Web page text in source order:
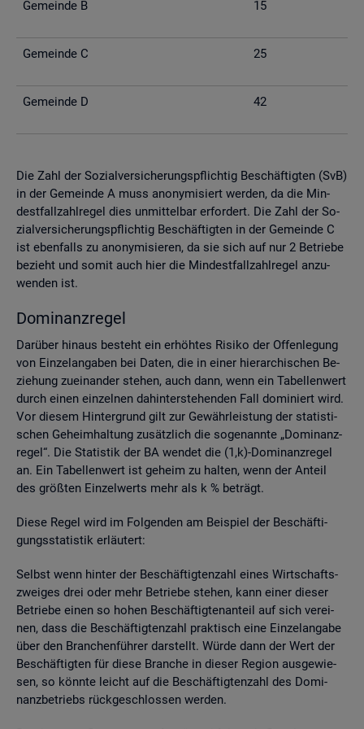
Ge­mein­de B 15
Ge­mein­de C 25
Ge­mein­de D 42
Die Zahl der So­zi­al­ver­si­che­rungs­pflich­tig Be­schäf­tig­ten (SvB)
in der Ge­mein­de A muss an­ony­mi­siert wer­den, da die Min­
dest­fall­zahl­re­gel dies un­mit­tel­bar er­for­dert. Die Zahl der So­
zi­al­ver­si­che­rungs­pflich­tig Be­schäf­tig­ten in der Ge­mein­de C
ist eben­falls zu an­ony­mi­sie­ren, da sie sich auf nur 2 Be­trie­be
be­zieht und somit auch hier die Min­dest­fall­zahl­re­gel an­zu­
wen­den ist.
Do­mi­nanz­re­gel
Dar­über hin­aus be­steht ein er­höh­tes Ri­si­ko der Of­fen­le­gung
von Ein­zel­an­ga­ben bei Daten, die in einer hier­ar­chi­schen Be­
zie­hung zu­ein­an­der ste­hen, auch dann, wenn ein Ta­bel­len­wert
durch einen ein­zel­nen da­hin­ter­ste­hen­den Fall do­mi­niert wird.
Vor die­sem Hin­ter­grund gilt zur Ge­währ­leis­tung der sta­tis­ti­
schen Ge­heim­hal­tung zu­sätz­lich die so­ge­nann­te „Do­mi­nanz­
re­gel“. Die Sta­tis­tik der BA wen­det die (1,k)-Do­mi­nanz­re­gel
an. Ein Ta­bel­len­wert ist ge­heim zu hal­ten, wenn der An­teil
des grö­ß­ten Ein­zel­werts mehr als k % be­trägt.
Diese Regel wird im Fol­gen­den am Bei­spiel der Be­schäf­ti­
gungs­sta­tis­tik er­läu­tert:
Selbst wenn hin­ter der Be­schäf­tig­ten­zahl eines Wirt­schafts­
zwei­ges drei oder mehr Be­trie­be ste­hen, kann einer die­ser
Be­trie­be einen so hohen Be­schäf­tig­ten­an­teil auf sich ver­ei­
nen, dass die Be­schäf­tig­ten­zahl prak­tisch eine Ein­zel­an­ga­be
über den Bran­chen­füh­rer dar­stellt. Würde dann der Wert der
Be­schäf­tig­ten für diese Bran­che in die­ser Re­gi­on aus­ge­wie­
sen, so könn­te leicht auf die Be­schäf­tig­ten­zahl des Do­mi­
nanz­be­triebs rück­ge­schlos­sen wer­den.